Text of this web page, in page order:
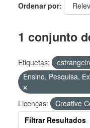
Ordenar por
1 conjunto
Etiquetas:
Ensino, Pesquisa,
Licenças:
Creative
Filtrar Resultados